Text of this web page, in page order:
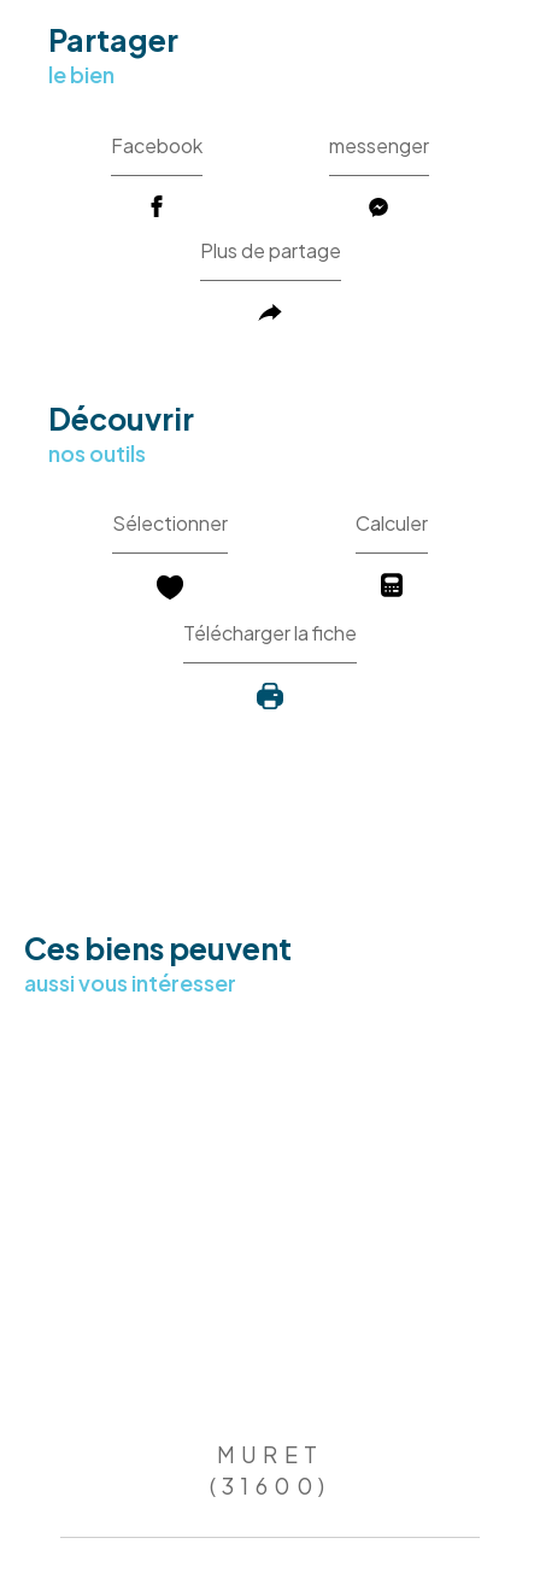
partager
le bien
Facebook messenger
Plus de partage
découvrir
nos outils
Sélectionner Calculer
Télécharger la fiche
Ces biens peuvent
aussi vous intéresser
MURET
(31600)